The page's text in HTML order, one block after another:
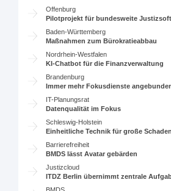
Offenburg
Pilotprojekt für bundesweite
Baden-Württemberg
Maßnahmen zum Bürokratieabbau
Nordrhein-Westfalen
KI-Chatbot für die Finanzverwaltung
Brandenburg
Immer mehr Fokusdienste
IT-Planungsrat
Datenqualität im Fokus
Schleswig-Holstein
Einheitliche Technik für große
Barrierefreiheit
BMDS lässt Avatar gebärden
Justizcloud
ITDZ Berlin übernimmt zentrale